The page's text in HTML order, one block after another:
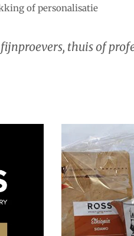
of personalisatie
thuis of